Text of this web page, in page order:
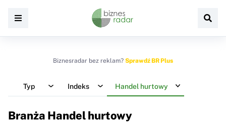
Biznesradar bez reklam? Sprawdź BR Plus
Typ Indeks Handel hurtowy
Branża Handel hurtowy